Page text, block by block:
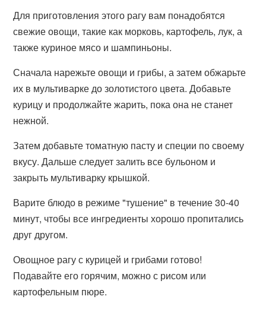
Для приготовления этого рагу вам понадобятся
свежие овощи, такие как морковь, картофель, лук, а
также куриное мясо и шампиньоны.
Сначала нарежьте овощи и грибы, а затем обжарьте
их в мультиварке до золотистого цвета. Добавьте
курицу и продолжайте жарить, пока она не станет
нежной.
Затем добавьте томатную пасту и специи по своему
вкусу. Дальше следует залить все бульоном и
закрыть мультиварку крышкой.
Варите блюдо в режиме "тушение" в течение 30-40
минут, чтобы все ингредиенты хорошо пропитались
друг другом.
Овощное рагу с курицей и грибами готово!
Подавайте его горячим, можно с рисом или
картофельным пюре.